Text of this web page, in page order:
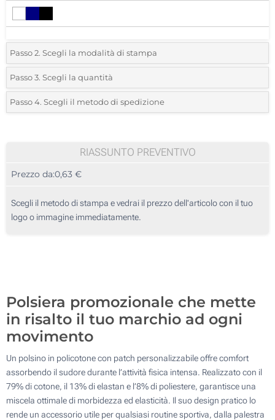
Passo 2. Scegli la modalità di stampa
*Seleziona la posizione di stampa e il colore del vostro logo:
1 Colore (Sull'etichetta)
3 Colori (Sull'etichetta)
Transfer digitale full color (Sull'etichetta)
Passo 3. Scegli la quantità
*Quantità desiderata:
50
125
250
Passo 4. Scegli il metodo di spedizione
RIASSUNTO PREVENTIVO
Prezzo da:0,63 €
Scegli il metodo di stampa e vedrai il prezzo dell'articolo con il tuo
logo o immagine immediatamente.
Polsiera promozionale che mette
in risalto il tuo marchio ad ogni
movimento
Un polsino in policotone con patch personalizzabile offre comfort
assorbendo il sudore durante l’attività fisica intensa. Realizzato con il
79% di cotone, il 13% di elastan e l’8% di poliestere, garantisce una
miscela ottimale di morbidezza ed elasticità. Il suo design pratico lo
rende un accessorio utile per qualsiasi routine sportiva, dalla palestra